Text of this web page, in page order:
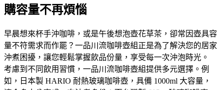
購容量不再煩惱
早晨想來杯手沖咖啡，或是午後想泡壺花草茶，卻常因壺具容
量不符需求而作罷？一品川流咖啡壺組正是為了解決您的居家
沖煮困擾，讓您輕鬆掌握飲品份量，享受每一次沖泡時光。
考慮到不同飲用習慣，一品川流咖啡壺組提供多元選擇。例
如，日本製 HARIO 耐熱玻璃咖啡壺，具備 1000ml 大容量，